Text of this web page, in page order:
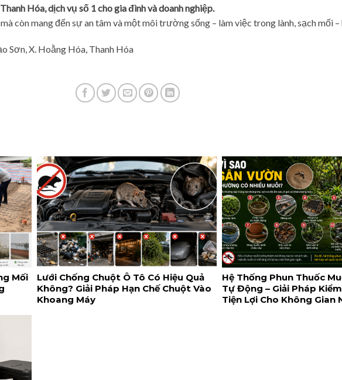
Hóa, dịch vụ số 1 cho gia đình và doanh nghiệp.
còn mang đến sự an tâm và một môi trường sống – làm việc trong lành, sạch mối –
X. Hoằng Hóa, Thanh Hóa
Mối
Lưới Chống Chuột Ô Tô Có Hiệu Quả
Không? Giải Pháp Hạn Chế Chuột Vào
Khoang Máy
Hệ Thống Phun Thuốc
Tự Động – Giải Pháp
Tiện Lợi Cho Không Gian